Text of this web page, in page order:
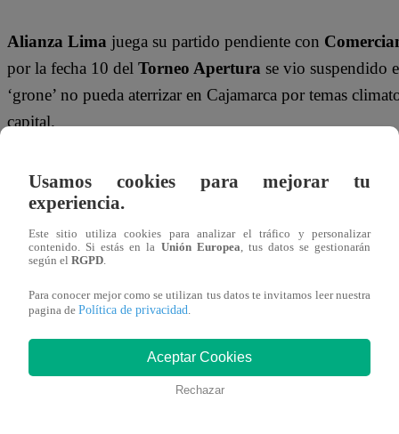
Alianza Lima juega su partido pendiente con
por la fecha 10 del Torneo Apertura se vio suspendido
‘grone’ no pueda aterrizar en Cajamarca por temas
capital.
mientras que el conjunto cajamarquino cayó goleado 3-
En esta nota de
Unidos donde el equipo cajamarquino es local en esta
¿A QUÉ HORA JUEGA ALIANZA
UNIDOS?
Usamos cookies para mejorar tu
experiencia.
Este sitio utiliza cookies para analizar el tráfico y personalizar
contenido. Si estás en la Unión Europea , tus datos se gestionarán
según el RGPD
Para conocer mejor como se utilizan tus datos te invitamos leer nuestra
pagina de Política de privacidad
Aceptar Cookies
Rechazar